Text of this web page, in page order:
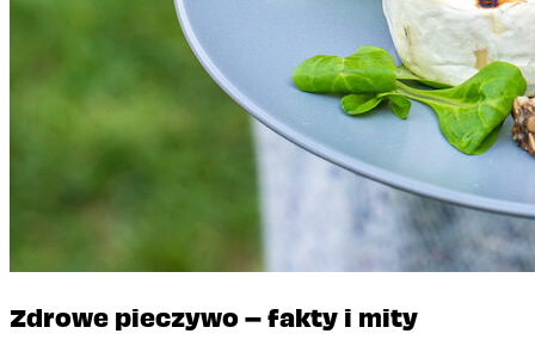
Zdrowe pieczywo – fakty i mity